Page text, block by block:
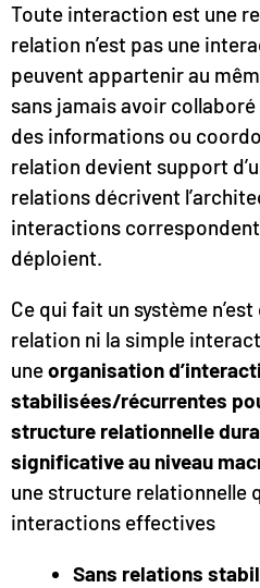
Toute interaction est une
relation n’est pas une
peuvent appartenir au
sans jamais avoir collaboré
des informations ou
relation devient support
relations décrivent
interactions correspondent
déploient.
Ce qui fait un système
relation ni la simple
uneorganisation
stabilisées/récurrentes
structure relationnelle
significative au niveau
une structure relationnelle
interactions effectives
Sans relations